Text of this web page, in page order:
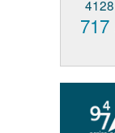
4128
717